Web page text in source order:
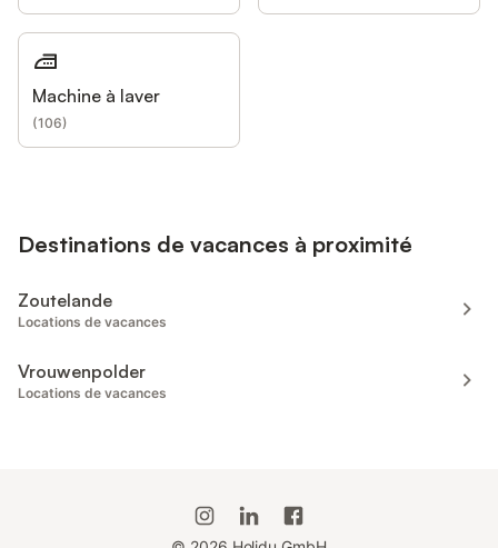
Machine à laver
(106)
Destinations de vacances à proximité
Zoutelande
Locations de vacances
Vrouwenpolder
Locations de vacances